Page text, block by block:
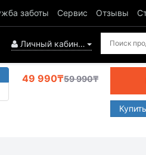
заботы Сервис Отзывы
Личный кабинет
49 990₸59 990₸